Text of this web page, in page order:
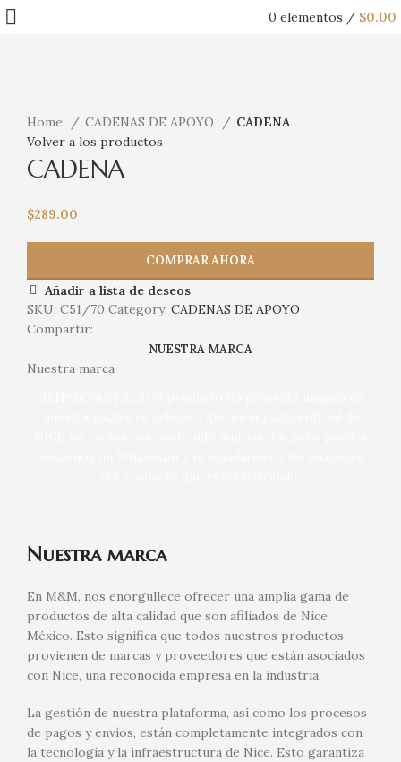
0 elementos / $0.00
Home
CADENAS DE APOYO
CADENA
Volver a los productos
CADENA
$289.00
COMPRAR AHORA
Añadir a lista de deseos
SKU: C51/70 Category: CADENAS DE APOYO
Compartir:
NUESTRA MARCA
Nuestra marca
Nuestra marca
En M&M, nos enorgullece ofrecer una amplia gama de
productos de alta calidad que son afiliados de Nice
México. Esto significa que todos nuestros productos
provienen de marcas y proveedores que están asociados
con Nice, una reconocida empresa en la industria.
La gestión de nuestra plataforma, así como los procesos
de pagos y envíos, están completamente integrados con
la tecnología y la infraestructura de Nice. Esto garantiza